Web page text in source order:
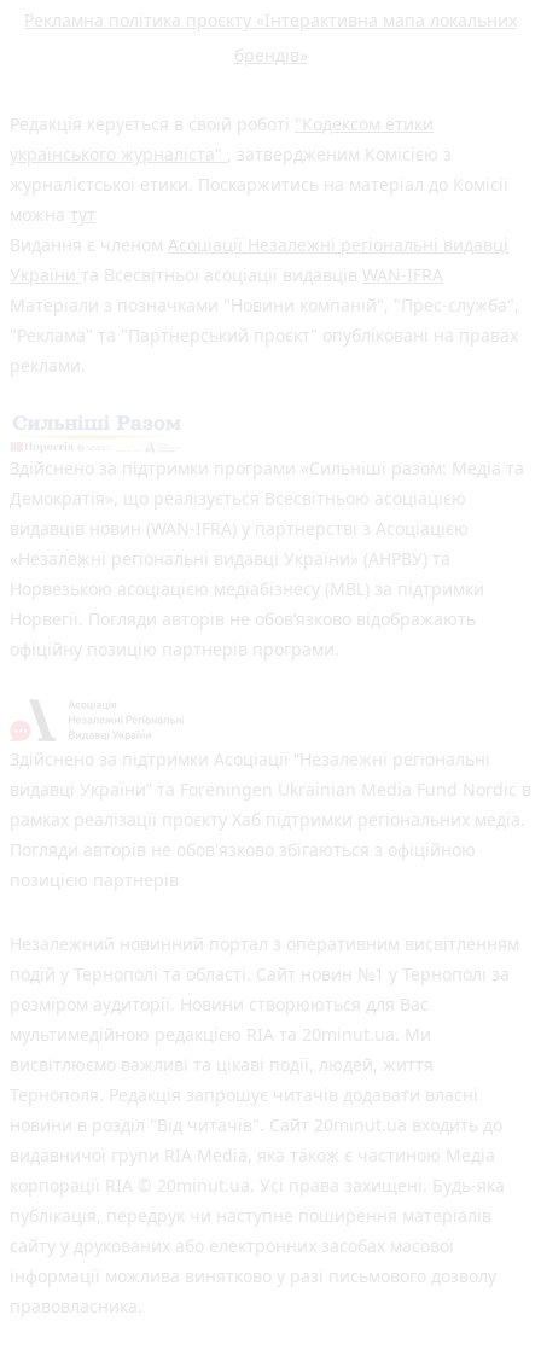
Рекламна політика проєкту «Інтерактивна мапа локальних
брендів»
Редакція керується в своїй роботі "Кодексом етики
українського журналіста" , затвердженим Комісією з
журналістської етики. Поскаржитись на матеріал до Комісії
можна тут
Видання є членом Асоціації Незалежні регіональні видавці
України та Всесвітньої асоціації видавців WAN-IFRA
Матеріали з позначками "Новини компаній", "Прес-служба",
"Реклама" та "Партнерський проєкт" опубліковані на правах
реклами.
Здійснено за підтримки програми «Сильніші разом: Медіа та
Демократія», що реалізується Всесвітньою асоціацією
видавців новин (WAN-IFRA) у партнерстві з Асоціацією
«Незалежні регіональні видавці України» (АНРВУ) та
Норвезькою асоціацією медіабізнесу (MBL) за підтримки
Норвегії. Погляди авторів не обов’язково відображають
офіційну позицію партнерів програми.
Здійснено за підтримки Асоціації “Незалежні регіональні
видавці України” та Foreningen Ukrainian Media Fund Nordic в
рамках реалізації проєкту Хаб підтримки регіональних медіа.
Погляди авторів не обов'язково збігаються з офіційною
позицією партнерів
Незалежний новинний портал з оперативним висвітленням
подій у Тернополі та області. Сайт новин №1 у Тернополі за
розміром аудиторії. Новини створюються для Вас
мультимедійною редакцією RIA та 20minut.ua. Ми
висвітлюємо важливі та цікаві події, людей, життя
Тернополя. Редакція запрошує читачів додавати власні
новини в розділ "Від читачів". Сайт 20minut.ua входить до
видавничої групи RIA Media, яка також є частиною Медіа
корпорації RIA © 20minut.ua. Усі права захищені. Будь-яка
публiкацiя, передрук чи наступне поширення матеріалів
сайту у друкованих або електронних засобах масової
інформації можлива винятково у разі письмового дозволу
правовласника.